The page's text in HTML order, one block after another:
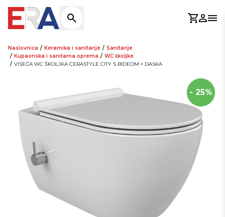
Košarica
Naslovnica / Keramika i sanitarije / Sanitarije
/ Kupaonska i sanitarna oprema / WC školjke
/ VISEĆA WC ŠKOLJKA CERASTYLE CITY S BIDEOM + DASKA
- 25%